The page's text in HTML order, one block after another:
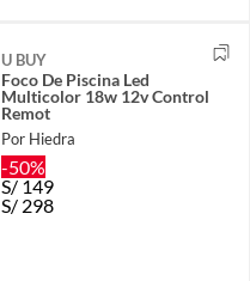
U BUY
Foco De Piscina Led
Multicolor 18w 12v Control
Remot
Por Hiedra
-50%
S/149
S/ 298